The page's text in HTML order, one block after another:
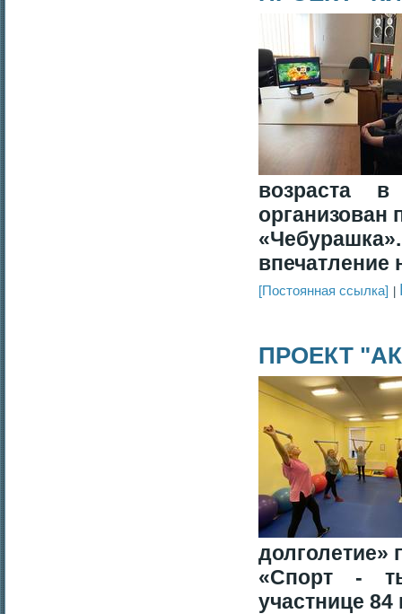
возраста
впечатление
[Постоянная ссылка]
ПРОЕКТ
долголетие»
«Спорт -
участнице 84